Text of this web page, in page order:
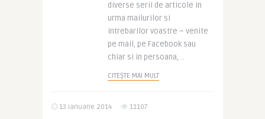
diverse serii de articole in
urma mailurilor si
intrebarilor voastre – venite
pe mail, pe Facebook sau
chiar si in persoana, ..
CITEȘTE MAI MULT
13 ianuarie 2014 11107